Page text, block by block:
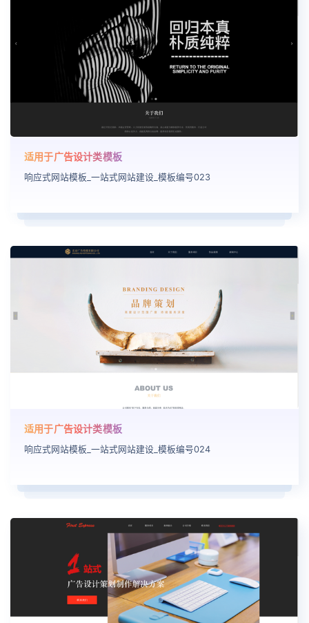
适用于广告设计类模板
响应式网站模板_一站式网站建设_模板编号023
适用于广告设计类模板
响应式网站模板_一站式网站建设_模板编号024